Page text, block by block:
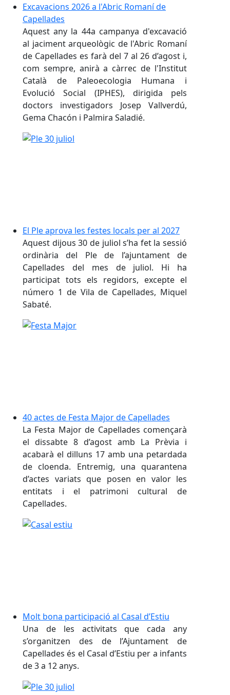
Excavacions 2026 a l'Abric Romaní de
Capellades
Aquest any la 44a campanya d'excavació
al jaciment arqueològic de l'Abric Romaní
de Capellades es farà del 7 al 26 d’agost i,
com sempre, anirà a càrrec de l'Institut
Català de Paleoecologia Humana i
Evolució Social (IPHES), dirigida pels
doctors investigadors Josep Vallverdú,
Gema Chacón i Palmira Saladié.
El Ple aprova les festes locals per al 2027
Aquest dijous 30 de juliol s’ha fet la sessió
ordinària del Ple de l’ajuntament de
Capellades del mes de juliol. Hi ha
participat tots els regidors, excepte el
número 1 de Vila de Capellades, Miquel
Sabaté.
40 actes de Festa Major de Capellades
La Festa Major de Capellades començarà
el dissabte 8 d’agost amb La Prèvia i
acabarà el dilluns 17 amb una petardada
de cloenda. Entremig, una quarantena
d’actes variats que posen en valor les
entitats i el patrimoni cultural de
Capellades.
Molt bona participació al Casal d’Estiu
Una de les activitats que cada any
s’organitzen des de l’Ajuntament de
Capellades és el Casal d’Estiu per a infants
de 3 a 12 anys.